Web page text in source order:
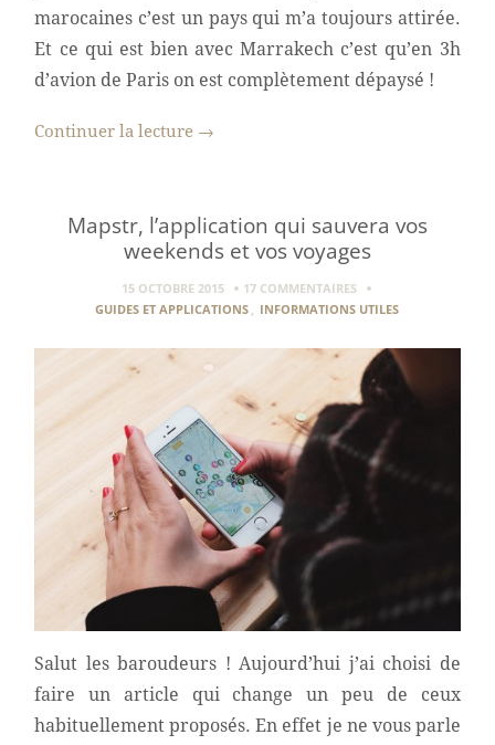
marocaines c’est un pays qui m’a toujours attirée.
Et ce qui est bien avec Marrakech c’est qu’en 3h
d’avion de Paris on est complètement dépaysé !
Continuer la lecture →
Mapstr, l’application qui sauvera vos
weekends et vos voyages
15 OCTOBRE 2015
17 COMMENTAIRES
GUIDES ET APPLICATIONS , INFORMATIONS UTILES
Salut les baroudeurs ! Aujourd’hui j’ai choisi de
faire un article qui change un peu de ceux
habituellement proposés. En effet je ne vous parle